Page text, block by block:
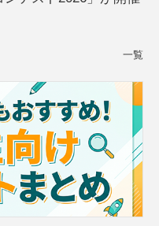
一覧